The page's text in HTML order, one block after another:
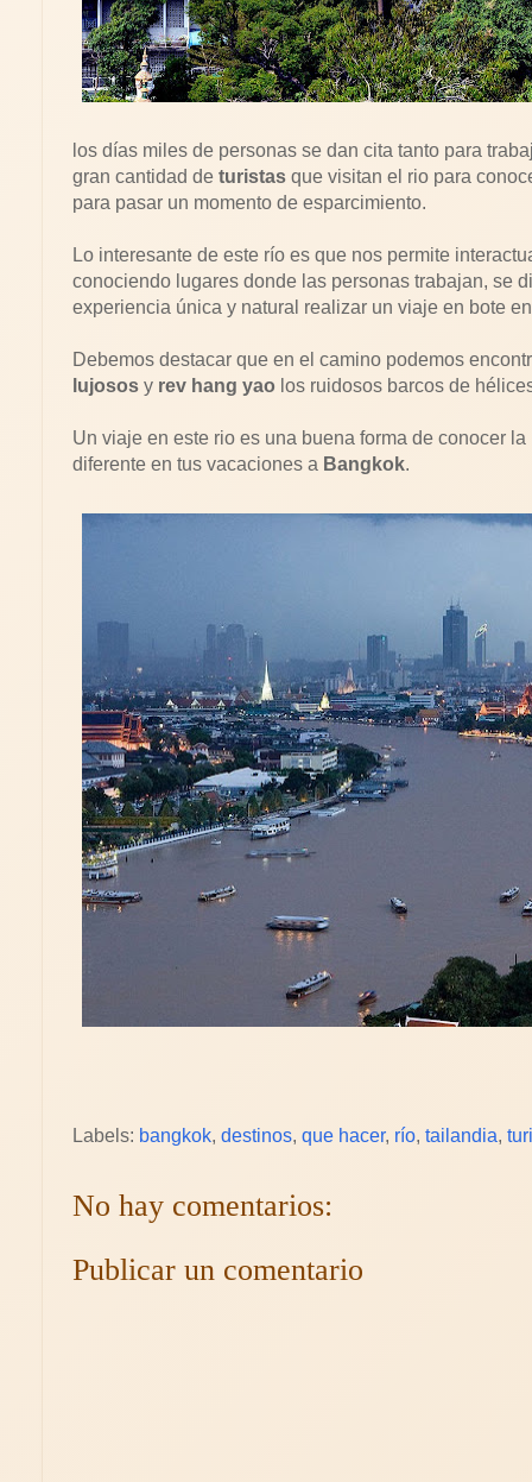
los días miles de personas se dan cita tanto para
gran cantidad de turistas que visitan el rio para
para pasar un momento de esparcimiento.
Lo interesante de este río es que nos permite
conociendo lugares donde las personas trabajan, se
experiencia única y natural realizar un viaje en bote
Debemos destacar que en el camino podemos
lujosos y rev hang yao los ruidosos barcos de
Un viaje en este rio es una buena forma de conocer
diferente en tus vacaciones a Bangkok.
Labels: bangkok, destinos, que hacer, río, tailandia,
No hay comentarios:
Publicar un comentario